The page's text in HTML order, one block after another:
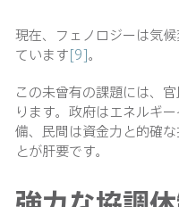
現在、フェノロジーは気
ています[9]。
この未曾有の課題には、
ります。政府はエネルギ
備、民間は資金力と的確
とが肝要です。